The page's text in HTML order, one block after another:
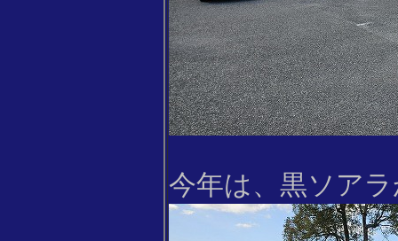
今年は、黒ソア